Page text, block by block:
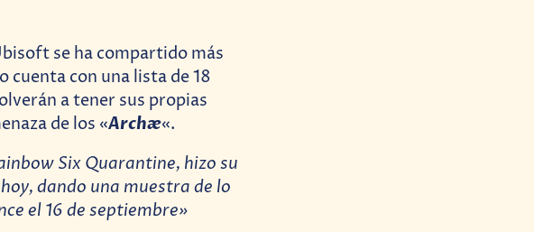
se ha compartido más
cuenta con una lista de 18
a tener sus propias
de los «Archæ«.
Six Quarantine, hizo su
dando una muestra de lo
el 16 de septiembre»